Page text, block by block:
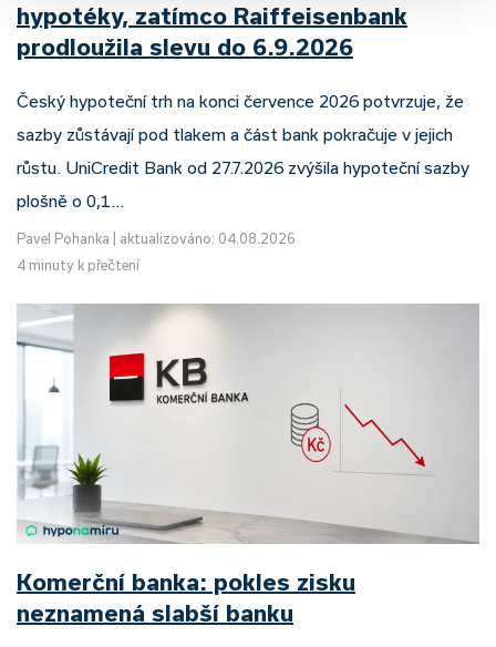
hypotéky, zatímco Raiffeisenbank
prodloužila slevu do 6.9.2026
Český hypoteční trh na konci července 2026 potvrzuje, že
sazby zůstávají pod tlakem a část bank pokračuje v jejich
růstu. UniCredit Bank od 27.7.2026 zvýšila hypoteční sazby
plošně o 0,1…
Pavel Pohanka
aktualizováno: 04.08.2026
4 minuty k přečtení
Komerční banka: pokles zisku
neznamená slabší banku